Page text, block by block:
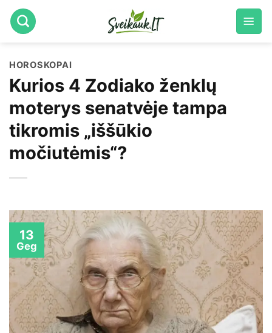
Skip
to
HOROSKOPAI
Kurios 4 Zodiako ženklų
moterys senatvėje tampa
tikromis „iššūkio
močiutėmis“?
13
Geg